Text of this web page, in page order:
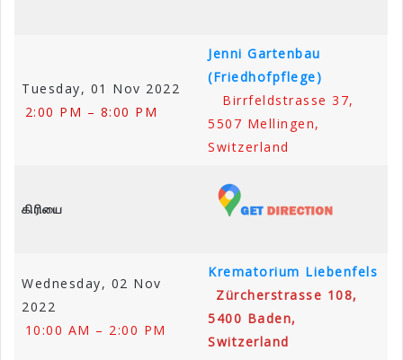
Tuesday, 01 Nov 2022
2:00 PM – 8:00 PM
Jenni Gartenbau
(Friedhofpflege)
Birrfeldstrasse 37,
5507 Mellingen,
Switzerland
கிரியை
Wednesday, 02 Nov
2022
10:00 AM – 2:00 PM
Krematorium Liebenfels
Zürcherstrasse 108,
5400 Baden,
Switzerland